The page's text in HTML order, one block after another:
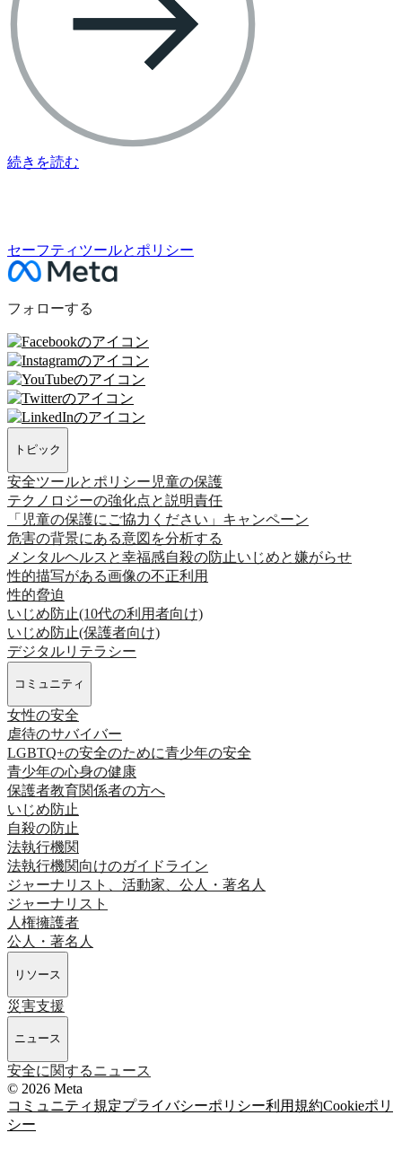
続きを読む
セーフティツールとポリシー
フォローする
トピック
安全ツールとポリシー 児童の保護
テクノロジーの強化点と説明責任
「児童の保護にご協力ください」キャンペーン
危害の背景にある意図を分析する
メンタルヘルスと幸福感自殺の防止いじめと嫌がらせ
性的描写がある画像の不正利用
性的脅迫
いじめ防止(10代の利用者向け)
いじめ防止(保護者向け)
デジタルリテラシー
コミュニティ
女性の安全
虐待のサバイバー
LGBTQ+の安全のために青少年の安全
青少年の心身の健康
保護者教育関係者の方へ
いじめ防止
自殺の防止
法執行機関
法執行機関向けのガイドライン
ジャーナリスト、活動家、公人・著名人
ジャーナリスト
人権擁護者
公人・著名人
リソース
災害支援
ニュース
安全に関するニュース
© 2026 Meta
コミュニティ規定プライバシーポリシー利用規約Cookieポリ
シー